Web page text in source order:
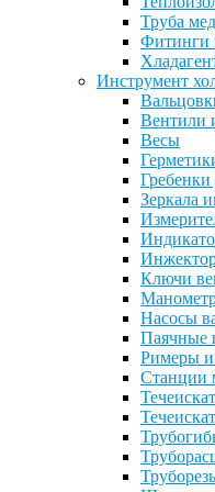
Труба
Фитинги
Инструмент
Вентили
Весы
Гребенки
Зеркала
Ключи
Насосы
Паячные
Римеры и
Станции